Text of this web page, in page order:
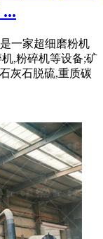
一家超细磨粉机
,粉碎机等设备;矿
灰石脱硫,重质碳